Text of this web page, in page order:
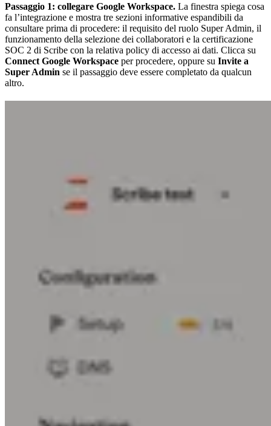
Passaggio 1: collegare Google Workspace. La finestra spiega cosa
fa l’integrazione e mostra tre sezioni informative espandibili da
consultare prima di procedere: il requisito del ruolo Super Admin, il
funzionamento della selezione dei collaboratori e la certificazione
SOC 2 di Scribe con la relativa policy di accesso ai dati. Clicca su
Connect Google Workspace per procedere, oppure su Invite a
Super Admin se il passaggio deve essere completato da qualcun
altro.